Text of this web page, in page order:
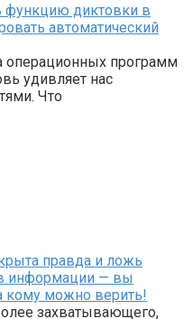
функцию диктовки в
автоматический
операционных программ
удивляет нас
Что
правда и ложь
информации — вы
кому можно верить!
захватывающего,